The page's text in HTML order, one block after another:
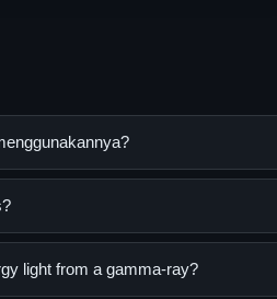
untuk membantu pengguna
oleh semua pengguna. Tidak ada
light from a gamma-ray?